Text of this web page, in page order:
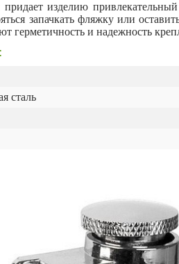
изделию
запачкать фляжку или
герметичность и надежность
сталь